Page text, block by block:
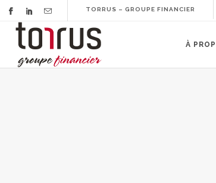
TORRUS – GROUPE FINANCIER
À